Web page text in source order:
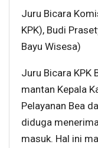
Juru Bicara
KPK), Budi
Bayu Wisesa)
Juru Bicara KPK
mantan Kepala
Pelayanan Bea
diduga
masuk. Hal ini